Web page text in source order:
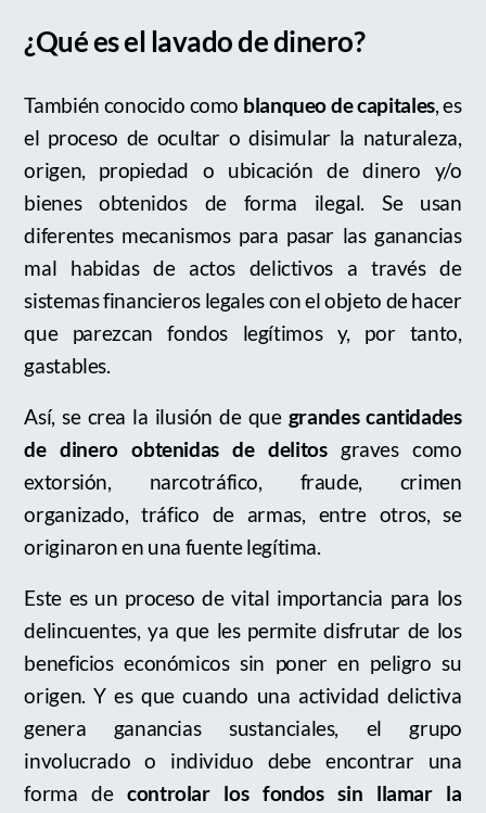
¿Qué es el lavado de dinero?
También conocido como blanqueo de capitales, es
el proceso de ocultar o disimular la naturaleza,
origen, propiedad o ubicación de dinero y/o
bienes obtenidos de forma ilegal. Se usan
diferentes mecanismos para pasar las ganancias
mal habidas de actos delictivos a través de
sistemas financieros legales con el objeto de hacer
que parezcan fondos legítimos y, por tanto,
gastables.
Así, se crea la ilusión de que grandes cantidades
de dinero obtenidas de delitosgraves como
extorsión, narcotráfico, fraude, crimen
organizado, tráfico de armas, entre otros, se
originaron en una fuente legítima.
Este es un proceso de vital importancia para los
delincuentes, ya que les permite disfrutar de los
beneficios económicos sin poner en peligro su
origen. Y es que cuando una actividad delictiva
genera ganancias sustanciales, el grupo
involucrado o individuo debe encontrar una
forma decontrolar los fondos sin llamar la